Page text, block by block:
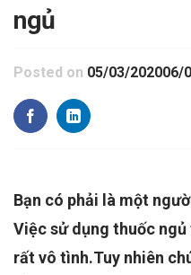
ngủ
Posted on 05/03/202006/
Bạn có phải là một
Việc sử dụng thuốc
rất vô tình.Tuy nhiên